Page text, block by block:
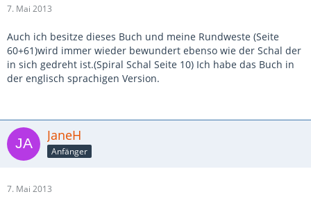
7. Mai 2013
Auch ich besitze dieses Buch und meine Rundweste (Seite
60+61)wird immer wieder bewundert ebenso wie der Schal der
in sich gedreht ist.(Spiral Schal Seite 10) Ich habe das Buch in
der englisch sprachigen Version.
JaneH
Anfänger
7. Mai 2013